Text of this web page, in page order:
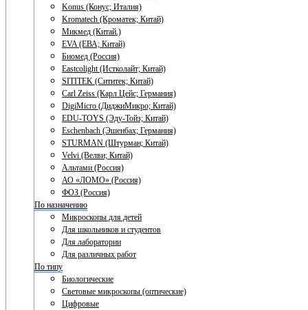
Konus (Конус; Италия)
Kromatech (Кроматек; Китай)
Микмед (Китай.)
EVA (ЕВА; Китай)
Биомед (Россия)
Eastcolight (Истколайт; Китай)
SITITEK (Сититек; Китай)
Carl Zeiss (Карл Цейс; Германия)
DigiMicro (ДиджиМикро; Китай)
EDU-TOYS (Эду-Тойз; Китай)
Eschenbach (Эшенбах; Германия)
STURMAN (Штурман; Китай)
Velvi (Велви; Китай)
Альтами (Россия)
АО «ЛОМО» (Россия)
ФОЗ (Россия)
По назначению
Микроскопы для детей
Для школьников и студентов
Для лаборатории
Для различных работ
По типу
Биологические
Световые микроскопы (оптические)
Цифровые